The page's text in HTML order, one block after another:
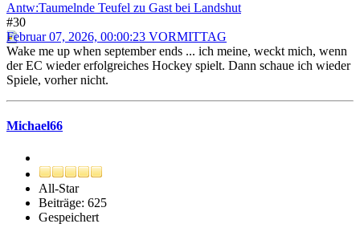
Antw:Taumelnde Teufel zu Gast bei Landshut
#30
Februar 07, 2026, 00:00:23 VORMITTAG
Wake me up when september ends ... ich meine, weckt mich, wenn
der EC wieder erfolgreiches Hockey spielt. Dann schaue ich wieder
Spiele, vorher nicht.
Michael66
All-Star
Beiträge: 625
Gespeichert